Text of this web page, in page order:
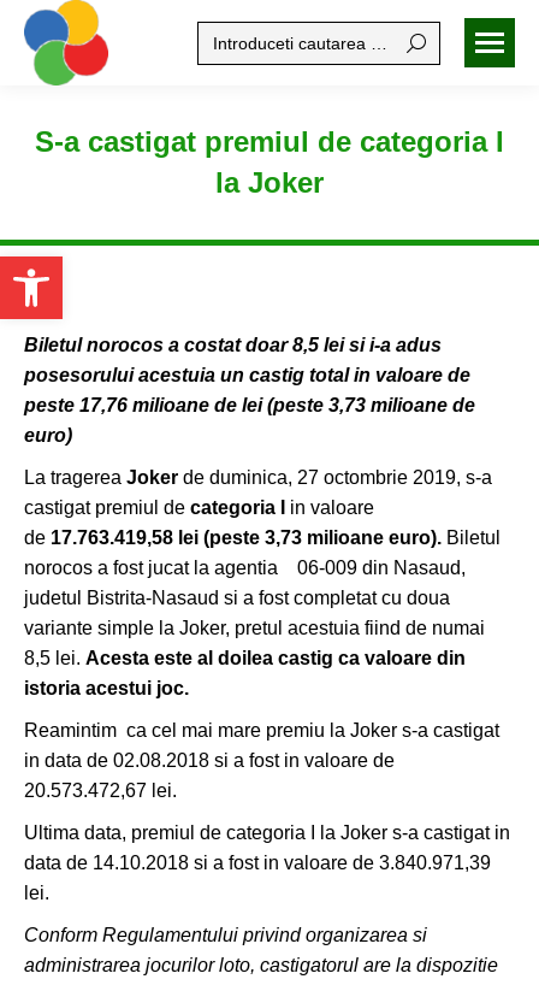
Open toolbar
Search:
S-a castigat premiul de categoria I
la Joker
Biletul norocos a costat doar 8,5 lei si i-a adus
posesorului acestuia un castig total in valoare de
peste 17,76 milioane de lei (peste 3,73 milioane de
euro)
La tragerea Joker de duminica, 27 octombrie 2019, s-a
castigat premiul de categoria I
in valoare
de 17.763.419,58 lei (peste 3,73 milioane euro). Biletul
norocos a fost jucat la agentia 06-009 din Nasaud,
judetul Bistrita-Nasaud si a fost completat cu doua
variante simple la Joker, pretul acestuia fiind de numai
8,5 lei. Acesta este al doilea castig ca valoare din
istoria acestui joc.
Reamintim ca cel mai mare premiu la Joker s-a castigat
in data de 02.08.2018 si a fost in valoare de
20.573.472,67 lei.
Ultima data, premiul de categoria I la Joker s-a castigat in
data de 14.10.2018 si a fost in valoare de 3.840.971,39
lei.
Conform Regulamentului privind organizarea si
administrarea jocurilor loto, castigatorul are la dispozitie